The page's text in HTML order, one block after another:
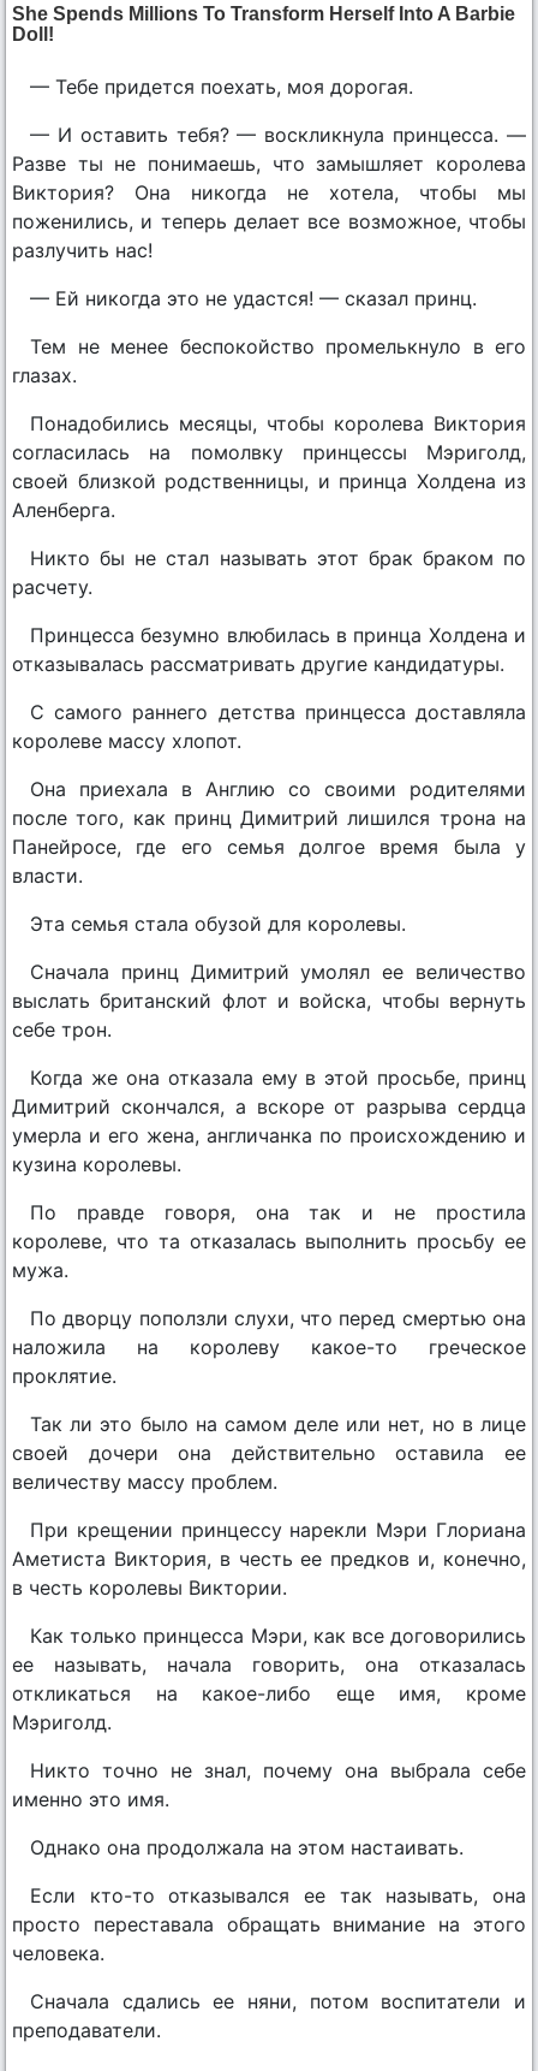
— Тебе придется поехать, моя дорогая.
— И оставить тебя? — воскликнула принцесса. —
Разве ты не понимаешь, что замышляет королева
Виктория? Она никогда не хотела, чтобы мы
поженились, и теперь делает все возможное, чтобы
разлучить нас!
— Ей никогда это не удастся! — сказал принц.
Тем не менее беспокойство промелькнуло в его
глазах.
Понадобились месяцы, чтобы королева Виктория
согласилась на помолвку принцессы Мэриголд,
своей близкой родственницы, и принца Холдена из
Аленберга.
Никто бы не стал называть этот брак браком по
расчету.
Принцесса безумно влюбилась в принца Холдена и
отказывалась рассматривать другие кандидатуры.
С самого раннего детства принцесса доставляла
королеве массу хлопот.
Она приехала в Англию со своими родителями
после того, как принц Димитрий лишился трона на
Панейросе, где его семья долгое время была у
власти.
Эта семья стала обузой для королевы.
Сначала принц Димитрий умолял ее величество
выслать британский флот и войска, чтобы вернуть
себе трон.
Когда же она отказала ему в этой просьбе, принц
Димитрий скончался, а вскоре от разрыва сердца
умерла и его жена, англичанка по происхождению и
кузина королевы.
По правде говоря, она так и не простила
королеве, что та отказалась выполнить просьбу ее
мужа.
По дворцу поползли слухи, что перед смертью она
наложила на королеву какое-то греческое
проклятие.
Так ли это было на самом деле или нет, но в лице
своей дочери она действительно оставила ее
величеству массу проблем.
При крещении принцессу нарекли Мэри Глориана
Аметиста Виктория, в честь ее предков и, конечно,
в честь королевы Виктории.
Как только принцесса Мэри, как все договорились
ее называть, начала говорить, она отказалась
откликаться на какое-либо еще имя, кроме
Мэриголд.
Никто точно не знал, почему она выбрала себе
именно это имя.
Однако она продолжала на этом настаивать.
Если кто-то отказывался ее так называть, она
просто переставала обращать внимание на этого
человека.
Сначала сдались ее няни, потом воспитатели и
преподаватели.